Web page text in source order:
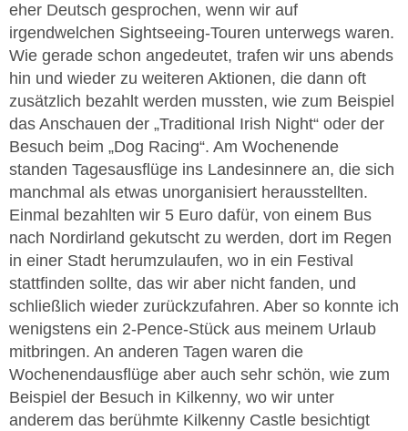
eher Deutsch gesprochen, wenn wir auf
irgendwelchen Sightseeing-Touren unterwegs waren.
Wie gerade schon angedeutet, trafen wir uns abends
hin und wieder zu weiteren Aktionen, die dann oft
zusätzlich bezahlt werden mussten, wie zum Beispiel
das Anschauen der „Traditional Irish Night“ oder der
Besuch beim „Dog Racing“. Am Wochenende
standen Tagesausflüge ins Landesinnere an, die sich
manchmal als etwas unorganisiert herausstellten.
Einmal bezahlten wir 5 Euro dafür, von einem Bus
nach Nordirland gekutscht zu werden, dort im Regen
in einer Stadt herumzulaufen, wo in ein Festival
stattfinden sollte, das wir aber nicht fanden, und
schließlich wieder zurückzufahren. Aber so konnte ich
wenigstens ein 2-Pence-Stück aus meinem Urlaub
mitbringen. An anderen Tagen waren die
Wochenendausflüge aber auch sehr schön, wie zum
Beispiel der Besuch in Kilkenny, wo wir unter
anderem das berühmte Kilkenny Castle besichtigt